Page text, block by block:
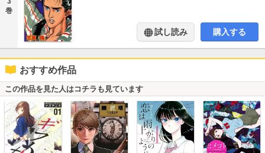
巻
試し読み 購入する
おすすめ作品
この作品を見た人はコチラも見ています